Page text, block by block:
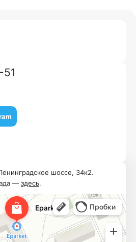
шоссе, 34к2.
— здесь.